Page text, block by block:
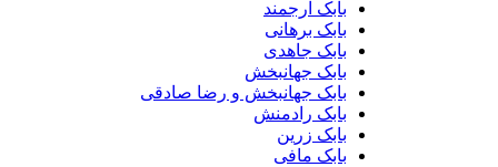
بابک ارجمند
بابک برهانی
بابک جاهدی
بابک جهانبخش
بابک جهانبخش و رضا صادقی
بابک رادمنش
بابک زرین
بابک مافی